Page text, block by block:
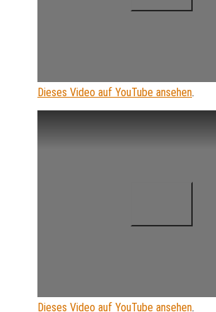
Dieses Video auf YouTube ansehen.
Dieses Video auf YouTube ansehen.